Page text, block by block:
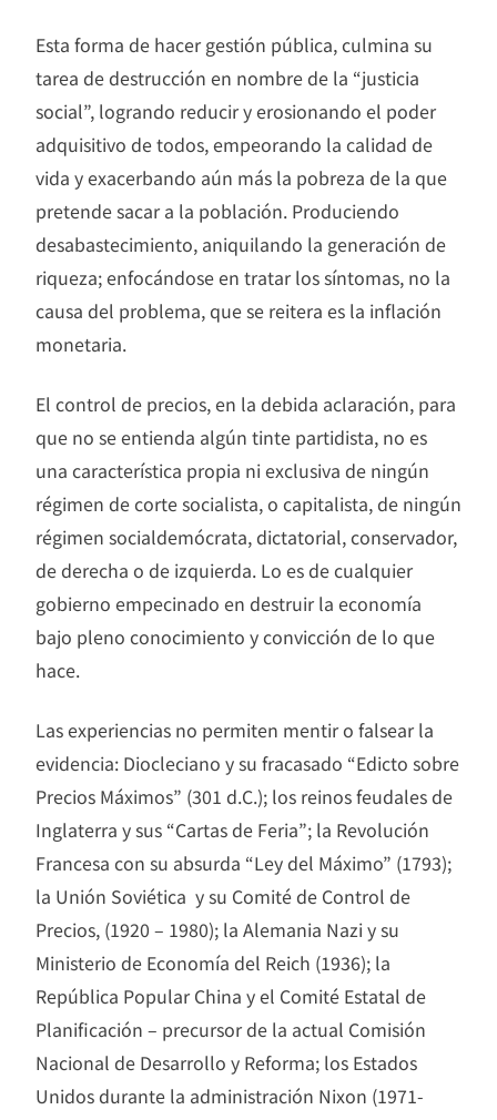
Esta forma de hacer gestión pública, culmina su
tarea de destrucción en nombre de la “justicia
social”, logrando reducir y erosionando el poder
adquisitivo de todos, empeorando la calidad de
vida y exacerbando aún más la pobreza de la que
pretende sacar a la población. Produciendo
desabastecimiento, aniquilando la generación de
riqueza; enfocándose en tratar los síntomas, no la
causa del problema, que se reitera es la inflación
monetaria.
El control de precios, en la debida aclaración, para
que no se entienda algún tinte partidista, no es
una característica propia ni exclusiva de ningún
régimen de corte socialista, o capitalista, de ningún
régimen socialdemócrata, dictatorial, conservador,
de derecha o de izquierda. Lo es de cualquier
gobierno empecinado en destruir la economía
bajo pleno conocimiento y convicción de lo que
hace.
Las experiencias no permiten mentir o falsear la
evidencia: Diocleciano y su fracasado “Edicto sobre
Precios Máximos” (301 d.C.); los reinos feudales de
Inglaterra y sus “Cartas de Feria”; la Revolución
Francesa con su absurda “Ley del Máximo” (1793);
la Unión Soviética y su Comité de Control de
Precios, (1920 – 1980); la Alemania Nazi y su
Ministerio de Economía del Reich (1936); la
República Popular China y el Comité Estatal de
Planificación – precursor de la actual Comisión
Nacional de Desarrollo y Reforma; los Estados
Unidos durante la administración Nixon (1971-